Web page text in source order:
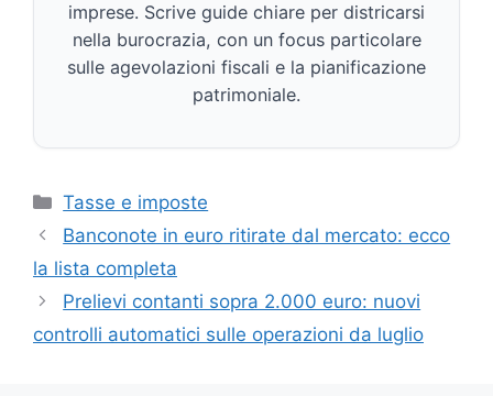
imprese. Scrive guide chiare per districarsi
nella burocrazia, con un focus particolare
sulle agevolazioni fiscali e la pianificazione
patrimoniale.
Categorie
Tasse e imposte
Banconote in euro ritirate dal mercato: ecco
la lista completa
Prelievi contanti sopra 2.000 euro: nuovi
controlli automatici sulle operazioni da luglio